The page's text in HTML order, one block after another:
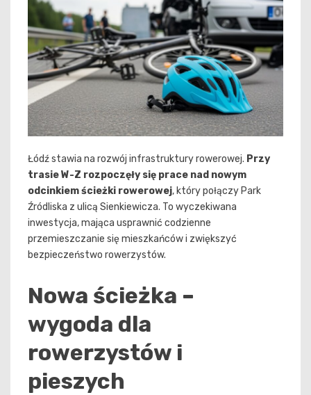
Łódź stawia na rozwój infrastruktury rowerowej. Przy
trasie W-Z rozpoczęły się prace nad nowym
odcinkiem ścieżki rowerowej, który połączy Park
Źródliska z ulicą Sienkiewicza. To wyczekiwana
inwestycja, mająca usprawnić codzienne
przemieszczanie się mieszkańców i zwiększyć
bezpieczeństwo rowerzystów.
Nowa ścieżka –
wygoda dla
rowerzystów i
pieszych